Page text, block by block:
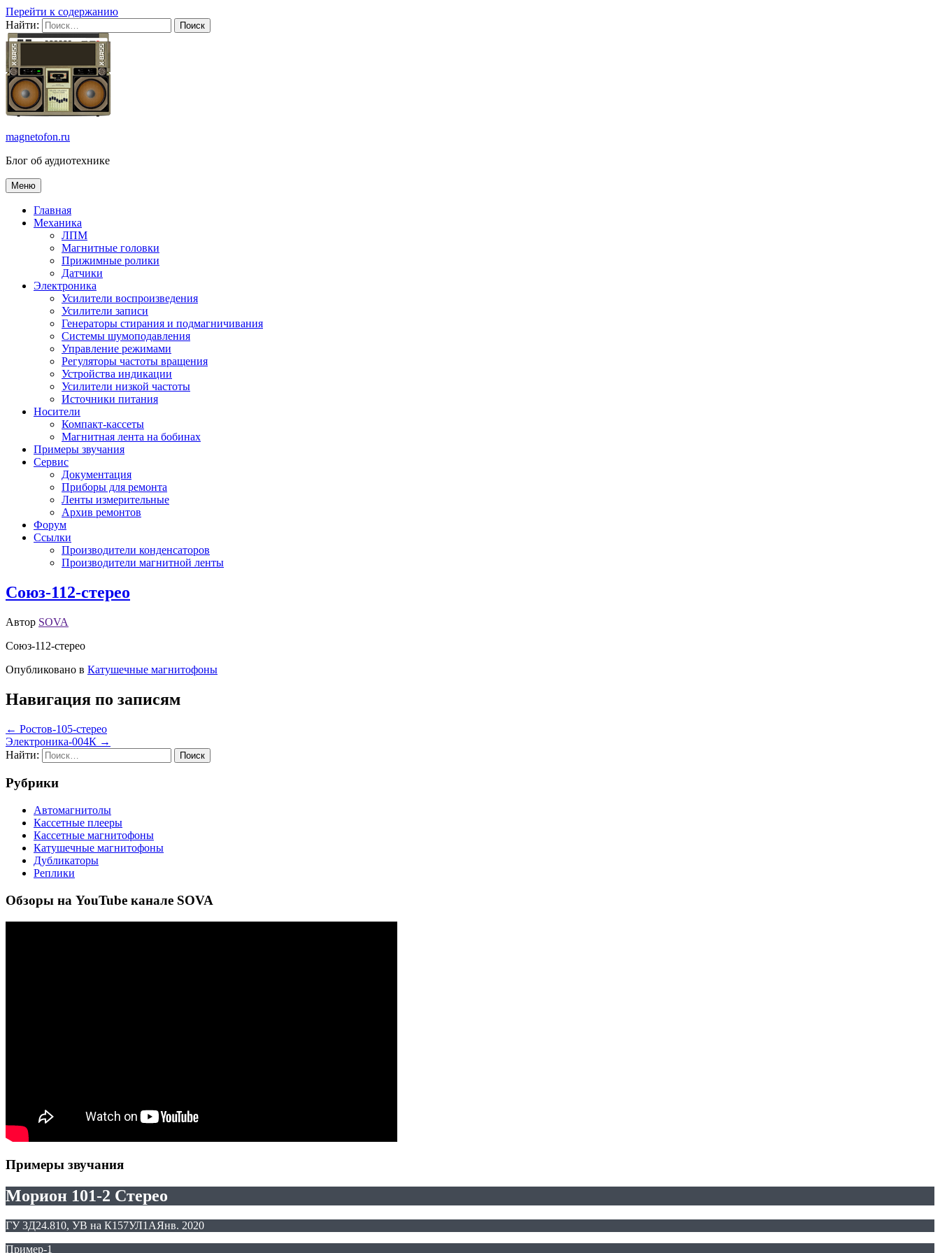
Перейти к содержанию
Найти:
magnetofon.ru
Блог об аудиотехнике
Меню
Главная
Механика
ЛПМ
Магнитные головки
Прижимные ролики
Датчики
Электроника
Усилители воспроизведения
Усилители записи
Генераторы стирания и подмагничивания
Системы шумоподавления
Управление режимами
Регуляторы частоты вращения
Устройства индикации
Усилители низкой частоты
Источники питания
Носители
Компакт-кассеты
Магнитная лента на бобинах
Примеры звучания
Сервис
Документация
Приборы для ремонта
Ленты измерительные
Архив ремонтов
Форум
Ссылки
Производители конденсаторов
Производители магнитной ленты
Союз-112-стерео
Автор SOVA
Союз-112-стерео
Опубликовано в Катушечные магнитофоны
Навигация по записям
← Ростов-105-стерео
Электроника-004К →
Найти:
Рубрики
Автомагнитолы
Кассетные плееры
Кассетные магнитофоны
Катушечные магнитофоны
Дубликаторы
Реплики
Обзоры на YouTube канале SOVA
Примеры звучания
Морион 101-2 Стерео
ГУ 3Д24.810, УВ на К157УЛ1АЯнв. 2020
Пример-1